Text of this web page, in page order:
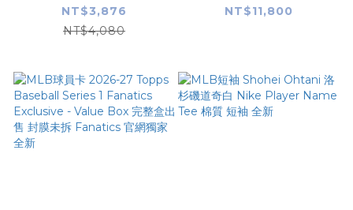
紋 Nike Replica
Player Name
全新
NT$3,876
NT$4,080
草寫 大谷翔平 Nike
全新
NT$11,800